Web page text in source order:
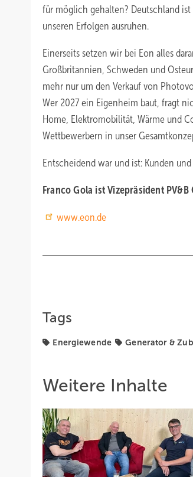
für möglich gehalten? Deutschland
unseren Erfolgen ausruhen.
Einerseits setzen wir bei Eon alles
Großbritannien, Schweden und
mehr nur um den Verkauf von
Wer 2027 ein Eigenheim baut, fragt
Home, Elektromobilität, Wärme und
Wettbewerbern in unser
Entscheidend war und ist: Kunden
Franco Gola ist Vizepräsident PV&B
www.eon.de
Tags
Energiewende Generator &
Weitere Inhalte